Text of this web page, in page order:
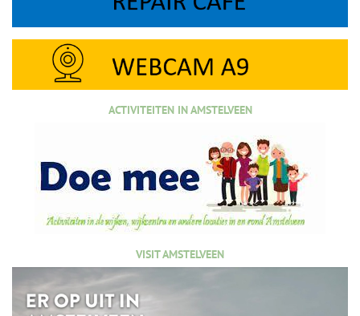
ACTIVITEITEN IN AMSTELVEEN
VISIT AMSTELVEEN